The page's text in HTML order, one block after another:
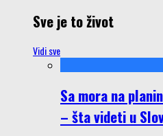
Sve je to život
Vidi sve
Sa mora na
– šta videti u